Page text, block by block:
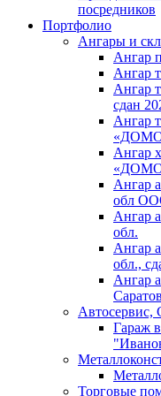
посредников
Портфолио
Ангары и
Ангар
Ангар
Ангар
сдан
Ангар
Ангар
Ангар
обл
Ангар
обл.
Ангар
обл.,
Ангар
Гараж
Торговые